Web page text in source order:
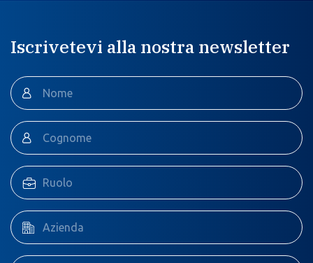
Iscrivetevi alla nostra newsletter